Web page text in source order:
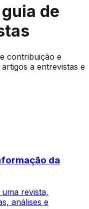
de
contribuição e
a entrevistas e
da
revista,
análises e